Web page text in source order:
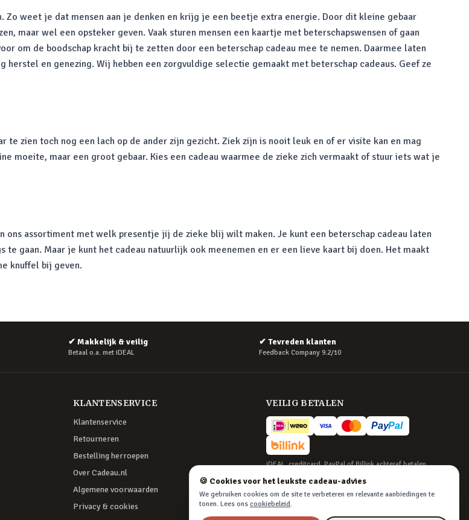
Zo weet je dat mensen aan je denken en krijg je een beetje extra energie. Door dit kleine gebaar
maar wel een opsteker geven. Vaak sturen mensen een kaartje met beterschapswensen of gaan
om de boodschap kracht bij te zetten door een beterschap cadeau mee te nemen. Daarmee laten
en genezing. Wij hebben een zorgvuldige selectie gemaakt met beterschap cadeaus. Geef ze
zien toch nog een lach op de ander zijn gezicht. Ziek zijn is nooit leuk en of er visite kan en mag
moeite, maar een groot gebaar. Kies een cadeau waarmee de zieke zich vermaakt of stuur iets wat je
ons assortiment met welk presentje jij de zieke blij wilt maken. Je kunt een beterschap cadeau laten
gaan. Maar je kunt het cadeau natuurlijk ook meenemen en er een lieve kaart bij doen. Het maakt
knuffel bij geven.
✔ Makkelijk & veilig
Betaal o.a. met iDEAL
✔ Tevreden klanten
Feedback Company 9.2/10
KLANTENSERVICE
Klantenservice
Retourneren
Bestelling herroepen
Over Cadeau.nl
Algemene voorwaarden
Privacy & cookies
VEILIG BETALEN
iDEAL, creditcard, PayPal of Billink achteraf betalen
BEZORGING
Voor 22:45 besteld, morgen in huis. Tot 365
dagen retourneren.
🍪 Cookies voor het leukste cadeau-advies
We gebruiken cookies om de site te verbeteren en relevante aanbiedingen te
tonen. Lees ons cookiebeleid.